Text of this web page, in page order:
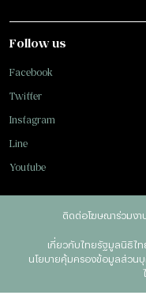
Follow us
Facebook
Twitter
Instagram
Line
Youtube
ติดต่อโฆษณาร่วมงา
เกี่ยวกับไทยรัฐมูลนิธิไท
นโยบายคุ้มครองข้อมูลส่วน